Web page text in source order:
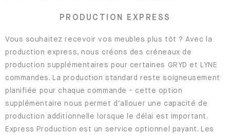
PRODUCTION EXPRESS
Vous souhaitez recevoir vos meubles plus tôt ? Avec la
production express, nous créons des créneaux de
production supplémentaires pour certaines GRYD et LYNE
commandes. La production standard reste soigneusement
planifiée pour chaque commande - cette option
supplémentaire nous permet d’allouer une capacité de
production additionnelle lorsque le délai est important.
Express Production est un service optionnel payant. Les